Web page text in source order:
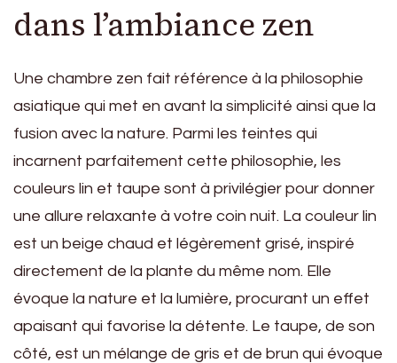
dans l’ambiance zen
Une chambre zen fait référence à la philosophie
asiatique qui met en avant la simplicité ainsi que la
fusion avec la nature. Parmi les teintes qui
incarnent parfaitement cette philosophie, les
couleurs lin et taupe sont à privilégier pour donner
une allure relaxante à votre coin nuit. La couleur lin
est un beige chaud et légèrement grisé, inspiré
directement de la plante du même nom. Elle
évoque la nature et la lumière, procurant un effet
apaisant qui favorise la détente. Le taupe, de son
côté, est un mélange de gris et de brun qui évoque